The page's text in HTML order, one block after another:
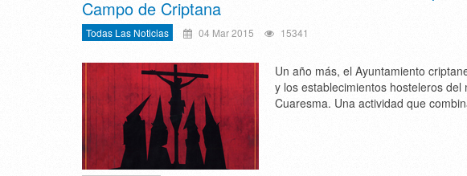
Campo de Criptana
Todas Las Noticias 04 Mar 2015 15341
Un año más, el Ayuntamiento
y los establecimientos hosteleros
Cuaresma. Una actividad que